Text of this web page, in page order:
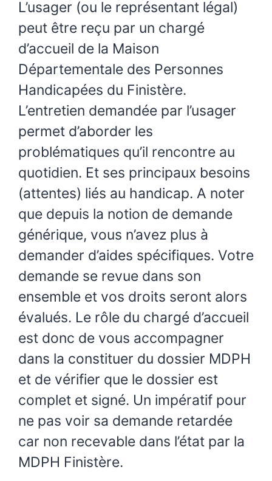
L’usager (ou le représentant légal)
peut être reçu par un chargé
d’accueil de la Maison
Départementale des Personnes
Handicapées du Finistère.
L’entretien demandée par l’usager
permet d’aborder les
problématiques qu’il rencontre au
quotidien. Et ses principaux besoins
(attentes) liés au handicap. A noter
que depuis la notion de demande
générique, vous n’avez plus à
demander d’aides spécifiques. Votre
demande se revue dans son
ensemble et vos droits seront alors
évalués. Le rôle du chargé d’accueil
est donc de vous accompagner
dans la constituer du dossier MDPH
et de vérifier que le dossier est
complet et signé. Un impératif pour
ne pas voir sa demande retardée
car non recevable dans l’état par la
MDPH Finistère.